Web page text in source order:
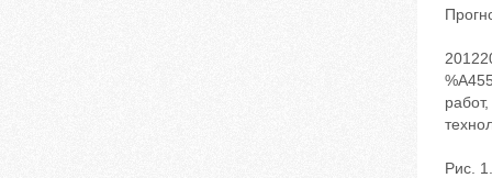
Рис.